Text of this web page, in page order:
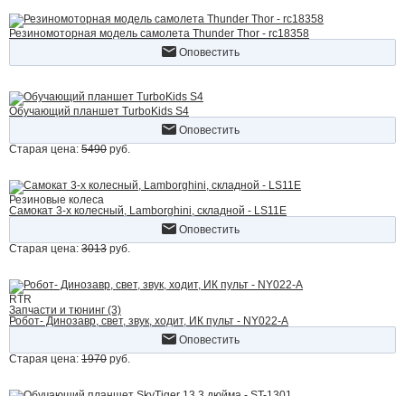
Резиномоторная модель самолета Thunder Thor - rc18358
Оповестить
Обучающий планшет TurboKids S4
Оповестить
Старая цена: 5490 руб.
Резиновые колеса
Самокат 3-х колесный, Lamborghini, складной - LS11E
Оповестить
Старая цена: 3013 руб.
RTR
Запчасти и тюнинг (3)
Робот- Динозавр, свет, звук, ходит, ИК пульт - NY022-A
Оповестить
Старая цена: 1970 руб.